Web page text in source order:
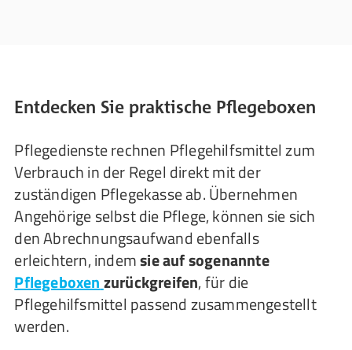
Entdecken Sie praktische Pflegeboxen
Pflegedienste rechnen Pflegehilfsmittel zum
Verbrauch in der Regel direkt mit der
zuständigen Pflegekasse ab. Übernehmen
Angehörige selbst die Pflege, können sie sich
den Abrechnungsaufwand ebenfalls
erleichtern, indemsie auf sogenannte
Pflegeboxenzurückgreifen, für die
Pflegehilfsmittel passend zusammengestellt
werden.